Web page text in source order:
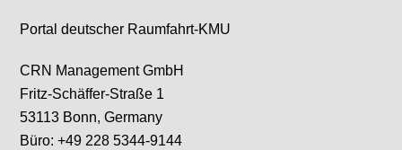
Portal deutscher Raumfahrt-KMU
CRN Management GmbH
Fritz-Schäffer-Straße 1
53113 Bonn, Germany
Büro: +49 228 5344-9144